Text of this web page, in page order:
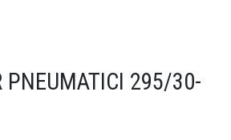
PNEUMATICI 295/30-